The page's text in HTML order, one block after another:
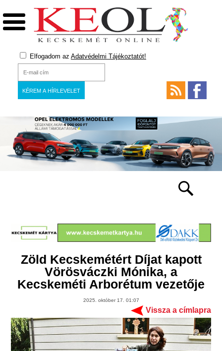
Elfogadom az Adatvédelmi Tájékoztatót!
Zöld Kecskemétért Díjat kapott
Vörösváczki Mónika, a
Kecskeméti Arborétum vezetője
2025. október 17. 01:07
Vissza a címlapra